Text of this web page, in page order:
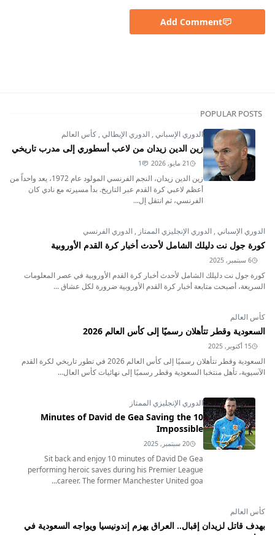
Add Comment
POPULAR POSTS
الدوري الإسباني, الدوري الإيطالي, كأس العالم
زين الدين زيدان من لاعب أسطوري إلى مدرب تاريخي
21 مايو, 2026 1
زين الدين زيدان، النجم الفرنسي المولود عام 1972، يعد واحداً من
أعظم لاعبي كرة القدم عبر التاريخ. بدأ مسيرته مع نادي كان
الفرنسي، ثم انتقل إل...
الدوري الإسباني, الدوري الإنجليزي الممتاز , الدوري الفرنسي
كورة جول نت دليلك الشامل لأحدث أخبار كرة القدم الأوروبية
6 سبتمبر, 2025
كورة جول نت دليلك الشامل لأحدث أخبار كرة القدم الأوروبية في عصر المعلومات
السريعة، أصبحت متابعة أخبار كرة القدم الأوروبية ضرورة لكل عشاق ...
كأس العالم
السعودية وقطر تتأهلان رسميًا إلى كأس العالم 2026
15 أكتوبر, 2025
السعودية وقطر تتأهلان رسميًا إلى كأس العالم 2026 في تطور تاريخي لكرة القدم
الآسيوية، تأهل منتخبا السعودية وقطر رسميًا إلى نهائيات كأس العال...
الدوري الإنجليزي الممتاز
10 Minutes of David de Gea Saving the
Impossible
20 سبتمبر, 2025
Sit back and enjoy 10 minutes of David De Gea
performing heroic saves during his Premier League
career. The former Manchester United goa...
كأس العالم
بهدف قاتل لزيدان إقبال.. العراق يهزم إندونيسيا ويواجه السعودية في